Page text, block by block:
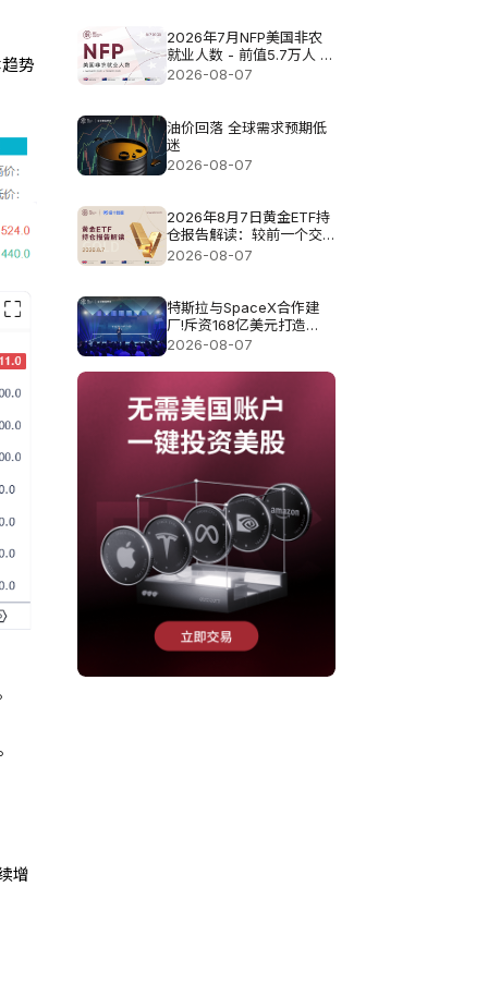
势
增
2026年7月NFP美国非农
就业人数 - 前值5.7万人 预
测值8.3万
2026-08-07
油价回落 全球需求预期低
迷
2026-08-07
2026年8月7日黄金ETF持
仓报告解读：较前一个交
易日增加0.571吨
2026-08-07
特斯拉与SpaceX合作建
厂!斥资168亿美元打造
Terafab基地
2026-08-07